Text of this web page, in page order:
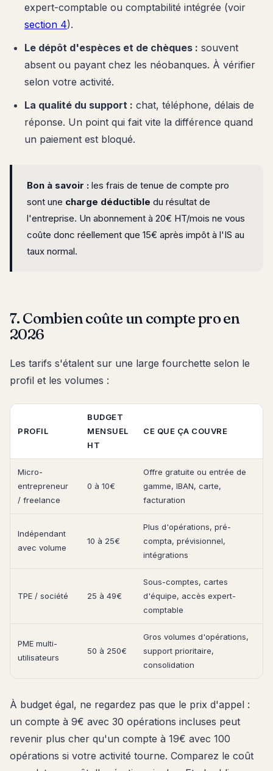
expert-comptable ou comptabilité intégrée (voir
section 4).
Le dépôt d'espèces et de chèques : souvent
absent ou payant chez les néobanques. À vérifier
selon votre activité.
La qualité du support : chat, téléphone, délais de
réponse. Un point qui fait vite la différence quand
un paiement est bloqué.
Bon à savoir : les frais de tenue de compte pro
sont une charge déductible du résultat de
l'entreprise. Un abonnement à 20€ HT/mois ne vous
coûte donc réellement que 15€ après impôt à l'IS au
taux normal.
7. Combien coûte un compte pro en
2026
Les tarifs s'étalent sur une large fourchette selon le
profil et les volumes :
PROFIL
BUDGET
MENSUEL
HT
CE QUE ÇA COUVRE
Micro-
entrepreneur
/ freelance
0 à 10€
Offre gratuite ou entrée de
gamme, IBAN, carte,
facturation
Indépendant
avec volume
10 à 25€
Plus d'opérations, pré-
compta, prévisionnel,
intégrations
TPE / société 25 à 49€
Sous-comptes, cartes
d'équipe, accès expert-
comptable
PME multi-
utilisateurs
50 à 250€
Gros volumes d'opérations,
support prioritaire,
consolidation
À budget égal, ne regardez pas que le prix d'appel :
un compte à 9€ avec 30 opérations incluses peut
revenir plus cher qu'un compte à 19€ avec 100
opérations si votre activité tourne. Comparez le coût